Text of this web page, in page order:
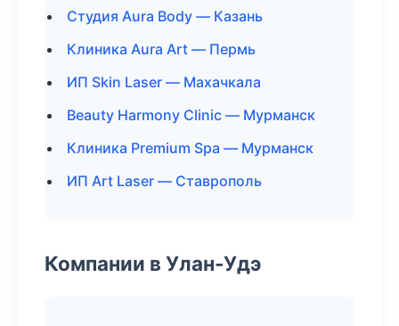
Студия Aura Body — Казань
Клиника Aura Art — Пермь
ИП Skin Laser — Махачкала
Beauty Harmony Clinic — Мурманск
Клиника Premium Spa — Мурманск
ИП Art Laser — Ставрополь
Компании в Улан-Удэ